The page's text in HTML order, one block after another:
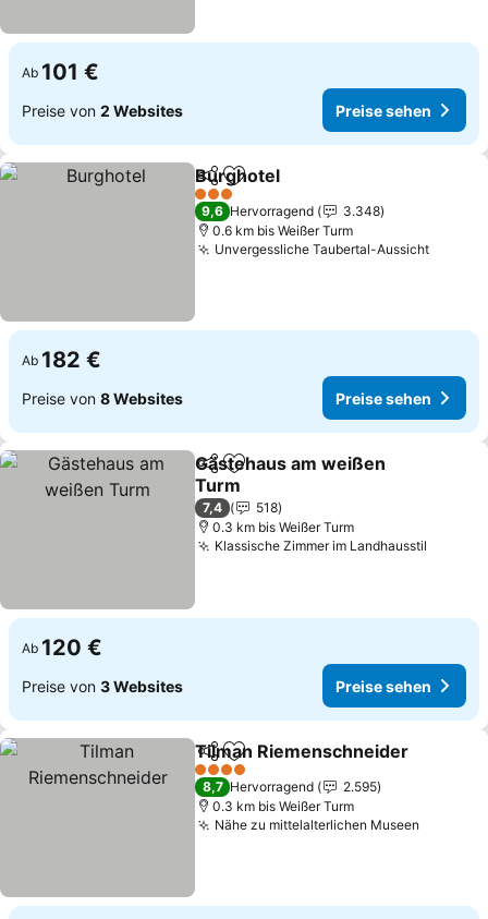
Ab 101 €
Preise von 2 Websites Preise sehen
TeilenZu Favoriten hinzufügen
Burghotel
3 Sterne
9,6 Hervorragend
3.348
0.6 km bis Weißer Turm
Unvergessliche Taubertal-AussichtPreise
Ab 182 €
Preise von 8 Websites Preise sehen
TeilenZu Favoriten hinzufügen
Gästehaus am weißen
Turm
Preise sehen
7,4
518
0.3 km bis Weißer Turm
Klassische Zimmer im Landhausstil
Ab 120 €
Preise von 3 Websites Preise sehen
TeilenZu Favoriten hinzufügen
Tilman Riemenschneider
4 Sterne
8,7 Hervorragend
2.595
0.3 km bis Weißer Turm
Nähe zu mittelalterlichen Museen